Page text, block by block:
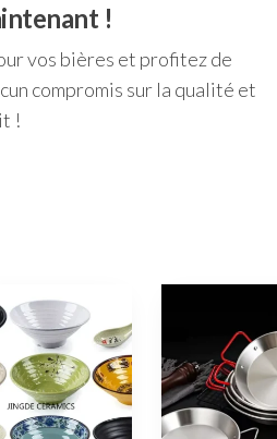
!
vos bières et profitez de
compromis sur la qualité et
!